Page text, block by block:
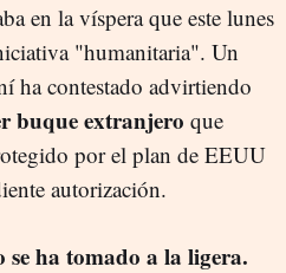
en la víspera que este lunes
"humanitaria". Un
ha contestado advirtiendo
buque extranjero que
por el plan de EEUU
autorización.
ha tomado a la ligera.